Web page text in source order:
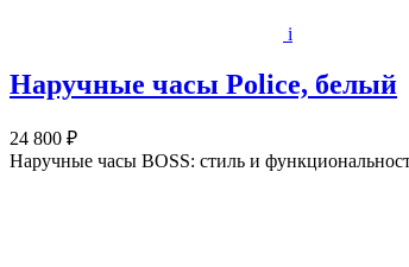
i
Наручные часы Police, белый
24 800 ₽
Наручные часы BOSS: стиль и